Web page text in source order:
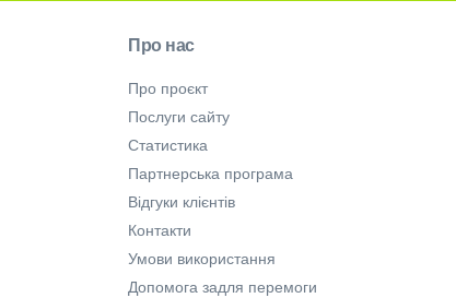
Про нас
Про проєкт
Послуги сайту
Статистика
Партнерська програма
Відгуки клієнтів
Контакти
Умови використання
Допомога задля перемоги